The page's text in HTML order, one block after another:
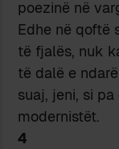
poezinë në
Edhe në qoftë
të fjalës, nuk
të dalë e
suaj, jeni, si
modernistët.
4